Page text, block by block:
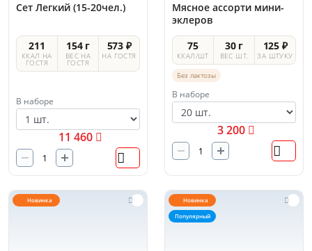
Сет Легкий (15-20чел.)
211
ККАЛ НА
ГОСТЯ
154 г
ВЕС НА
ГОСТЯ
573 ₽
НА ГОСТЯ
В наборе
11 460
Мясное ассорти мини-
эклеров
75
ККАЛ/ШТ
30 г
ВЕС ШТ.
125 ₽
ЗА ШТУКУ
Без лактозы
В наборе
3 200
Новинка Новинка
Популярный